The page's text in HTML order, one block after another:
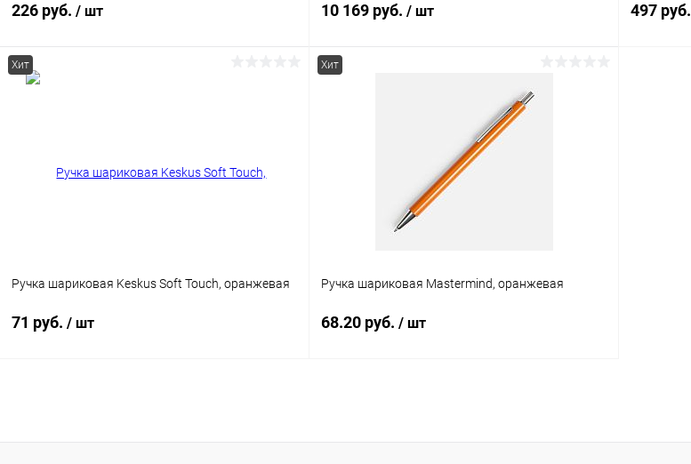
226 руб. / шт 10 169 руб. / шт
К сравнению
497 руб.
Хит
Ручка шариковая Keskus Soft Touch, оранжевая
71 руб. / шт
Купить в 1 клик К сравнению
Хит
Ручка шариковая Mastermind, оранжевая
68.20 руб. / шт
Купить в 1 клик К сравнению